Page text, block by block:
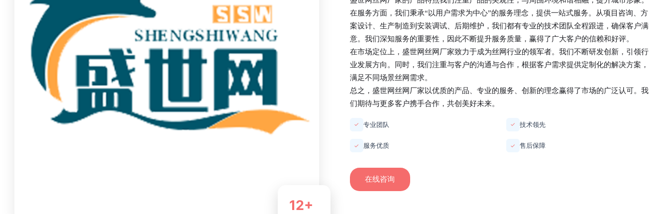
12+
在服务方面，我们秉承“以用户需求为中心”的服务理念，提供一站式服务。从项目咨询、方
案设计、生产制造到安装调试、后期维护，我们都有专业的技术团队全程跟进，确保客户满
意。我们深知服务的重要性，因此不断提升服务质量，赢得了广大客户的信赖和好评。
在市场定位上， 盛世网丝网厂家致力于成为丝网行业的领军者。我们不断研发创新，引领行
业发展方向。同时，我们注重与客户的沟通与合作，根据客户需求提供定制化的解决方案，
满足不同场景丝网需求。
总之， 盛世网丝网厂家以优质的产品、专业的服务、创新的理念赢得了市场的广泛认可。我
们期待与更多客户携手合作，共创美好未来。
✓ 专业团队 ✓ 技术领先
✓ 服务优质 ✓ 售后保障
在线咨询